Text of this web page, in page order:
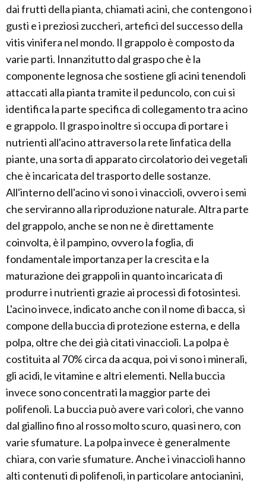
dai frutti della pianta, chiamati acini, che contengono i
gusti e i preziosi zuccheri, artefici del successo della
vitis vinifera nel mondo. Il grappolo è composto da
varie parti. Innanzitutto dal graspo che è la
componente legnosa che sostiene gli acini tenendoli
attaccati alla pianta tramite il peduncolo, con cui si
identifica la parte specifica di collegamento tra acino
e grappolo. Il graspo inoltre si occupa di portare i
nutrienti all'acino attraverso la rete linfatica della
piante, una sorta di apparato circolatorio dei vegetali
che è incaricata del trasporto delle sostanze.
All'interno dell'acino vi sono i vinaccioli, ovvero i semi
che serviranno alla riproduzione naturale. Altra parte
del grappolo, anche se non ne è direttamente
coinvolta, è il pampino, ovvero la foglia, di
fondamentale importanza per la crescita e la
maturazione dei grappoli in quanto incaricata di
produrre i nutrienti grazie ai processi di fotosintesi.
L'acino invece, indicato anche con il nome di bacca, si
compone della buccia di protezione esterna, e della
polpa, oltre che dei già citati vinaccioli. La polpa è
costituita al 70% circa da acqua, poi vi sono i minerali,
gli acidi, le vitamine e altri elementi. Nella buccia
invece sono concentrati la maggior parte dei
polifenoli. La buccia può avere vari colori, che vanno
dal giallino fino al rosso molto scuro, quasi nero, con
varie sfumature. La polpa invece è generalmente
chiara, con varie sfumature. Anche i vinaccioli hanno
alti contenuti di polifenoli, in particolare antocianini,